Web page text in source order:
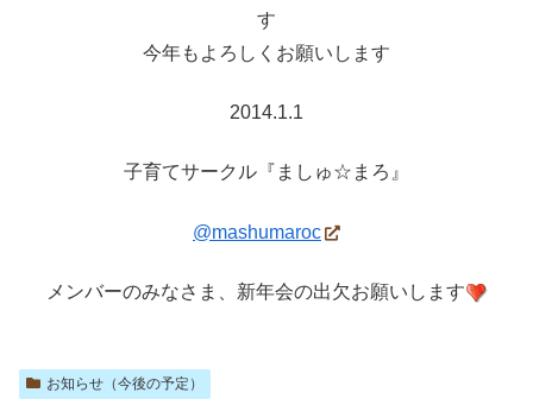
す
今年もよろしくお願いします
2014.1.1
子育てサークル『ましゅ☆まろ』
@mashumaroc
メンバーのみなさま、新年会の出欠お願いします
お知らせ（今後の予定）